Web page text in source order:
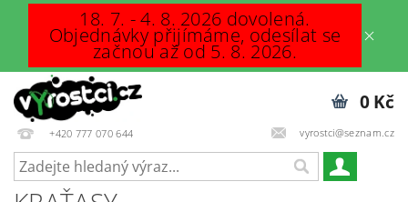
18. 7. - 4. 8. 2026 dovolená.
Objednávky přijímáme, odesílat se
začnou až od 5. 8. 2026.
+420 777 070 644 vyrostci@seznam.cz
0 Kč